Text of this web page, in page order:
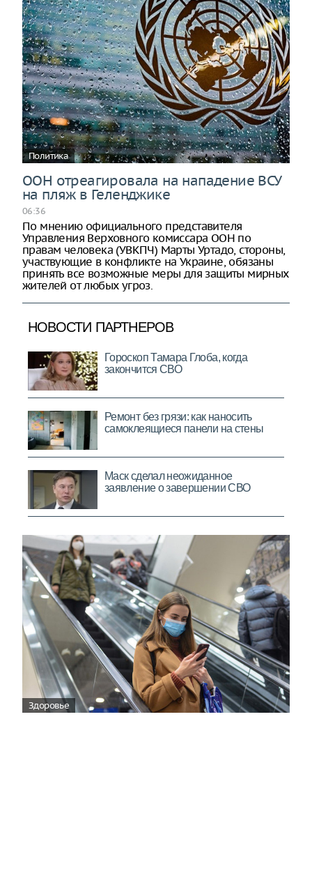
Политика
ООН отреагировала на нападение ВСУ
на пляж в Геленджике
06:36
По мнению официального представителя
Управления Верховного комиссара ООН по
правам человека (УВКПЧ) Марты Уртадо, стороны,
участвующие в конфликте на Украине, обязаны
принять все возможные меры для защиты мирных
жителей от любых угроз.
Здоровье